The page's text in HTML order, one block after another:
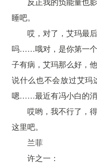
睡吧。
哎，对了，艾玛最
吗……哦对，是你第一
子有病，艾玛那么好，
说什么也不会放过艾玛
嗯……最近有冯小白的消
哎哟，我不行了，
这里吧。
兰菲
许之一：